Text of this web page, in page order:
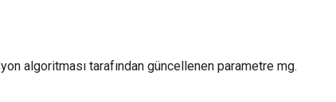
algoritması tarafından güncellenen parametre mg.